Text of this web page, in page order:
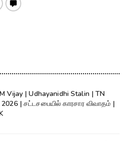
Vijay | Udhayanidhi Stalin | TN
| சட்டசபையில் காரசார விவாதம் |